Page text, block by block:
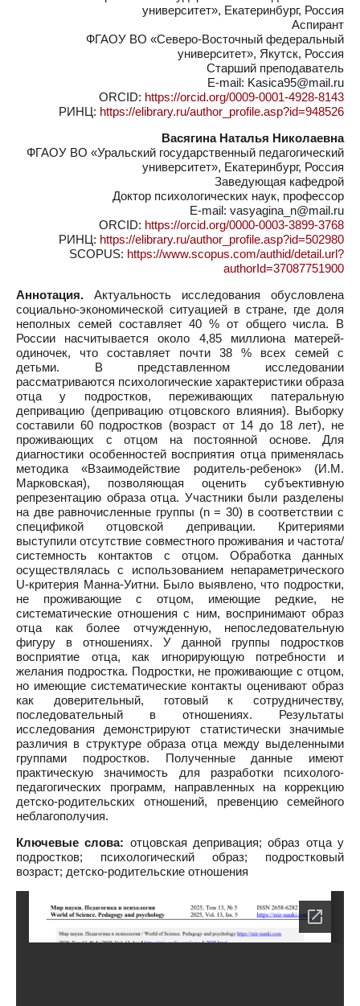
университет», Екатеринбург, Россия
Аспирант
ФГАОУ ВО «Северо-Восточный федеральный
университет», Якутск, Россия
Старший преподаватель
E-mail: Kasica95@mail.ru
ORCID: https://orcid.org/0009-0001-4928-8143
РИНЦ: https://elibrary.ru/author_profile.asp?id=948526
Васягина Наталья Николаевна
ФГАОУ ВО «Уральский государственный педагогический
университет», Екатеринбург, Россия
Заведующая кафедрой
Доктор психологических наук, профессор
E-mail: vasyagina_n@mail.ru
ORCID: https://orcid.org/0000-0003-3899-3768
РИНЦ: https://elibrary.ru/author_profile.asp?id=502980
SCOPUS: https://www.scopus.com/authid/detail.url?
authorId=37087751900
Аннотация. Актуальность исследования обусловлена
социально-экономической ситуацией в стране, где доля
неполных семей составляет 40 % от общего числа. В
России насчитывается около 4,85 миллиона матерей-
одиночек, что составляет почти 38 % всех семей с
детьми. В представленном исследовании
рассматриваются психологические характеристики образа
отца у подростков, переживающих патеральную
депривацию (депривацию отцовского влияния). Выборку
составили 60 подростков (возраст от 14 до 18 лет), не
проживающих с отцом на постоянной основе. Для
диагностики особенностей восприятия отца применялась
методика «Взаимодействие родитель-ребенок» (И.М.
Марковская), позволяющая оценить субъективную
репрезентацию образа отца. Участники были разделены
на две равночисленные группы (n = 30) в соответствии с
спецификой отцовской депривации. Критериями
выступили отсутствие совместного проживания и частота/
системность контактов с отцом. Обработка данных
осуществлялась с использованием непараметрического
U-критерия Манна-Уитни. Было выявлено, что подростки,
не проживающие с отцом, имеющие редкие, не
систематические отношения с ним, воспринимают образ
отца как более отчужденную, непоследовательную
фигуру в отношениях. У данной группы подростков
восприятие отца, как игнорирующую потребности и
желания подростка. Подростки, не проживающие с отцом,
но имеющие систематические контакты оценивают образ
как доверительный, готовый к сотрудничеству,
последовательный в отношениях. Результаты
исследования демонстрируют статистически значимые
различия в структуре образа отца между выделенными
группами подростков. Полученные данные имеют
практическую значимость для разработки психолого-
педагогических программ, направленных на коррекцию
детско-родительских отношений, превенцию семейного
неблагополучия.
Ключевые слова: отцовская депривация; образ отца у
подростков; психологический образ; подростковый
возраст; детско-родительские отношения